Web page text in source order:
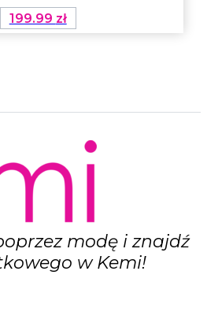
199.99 zł
modę i znajdź
w Kemi!